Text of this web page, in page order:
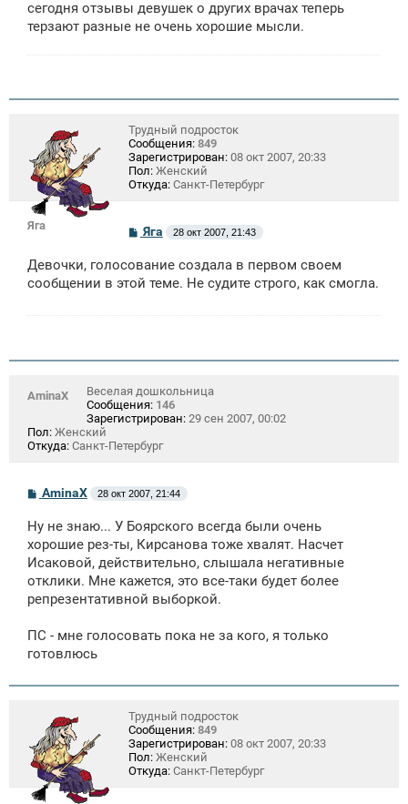
щ
е
н
сегодня отзывы девушек о других врачах теперь
терзают разные не очень хорошие мысли.
Яга
Трудный подросток
Сообщения: 849
Зарегистрирован: 08 окт 2007, 20:33
Пол: Женский
Откуда: Санкт-Петербург
С
б
щ
Яга 28 окт 2007, 21:43
Девочки, голосование создала в первом своем
сообщении в этой теме. Не судите строго, как смогла.
AminaX
Веселая дошкольница
Сообщения: 146
Зарегистрирован: 29 сен 2007, 00:02
Пол: Женский
Откуда: Санкт-Петербург
С
б
щ
е
н
и
AminaX 28 окт 2007, 21:44
Ну не знаю... У Боярского всегда были очень
хорошие рез-ты, Кирсанова тоже хвалят. Насчет
Исаковой, действительно, слышала негативные
отклики. Мне кажется, это все-таки будет более
репрезентативной выборкой.
ПС - мне голосовать пока не за кого, я только
готовлюсь
Трудный подросток
Сообщения: 849
Зарегистрирован: 08 окт 2007, 20:33
Пол: Женский
Откуда: Санкт-Петербург